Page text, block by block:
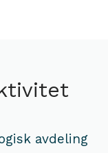
avdeling